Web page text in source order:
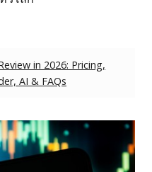
in 2026: Pricing,
AI & FAQs